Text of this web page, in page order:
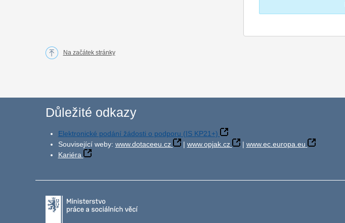
Na začátek stránky
Důležité odkazy
Elektronické podání žádosti o podporu (IS KP21+)
Související weby: www.dotaceeu.cz | www.opjak.cz | www.ec.europa.eu
Kariéra